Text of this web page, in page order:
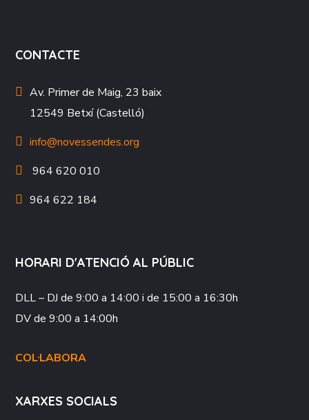
CONTACTE
Av. Primer de Maig, 23 baix
12549 Betxí (Castelló)
info@novessendes.org
964 620 010
964 622 184
HORARI D'ATENCIÓ AL PÚBLIC
DLL – DJde 9:00 a 14:00 i de 15:00 a 16:30h
DVde 9:00 a 14:00h
COL·LABORA
XARXES SOCIALS